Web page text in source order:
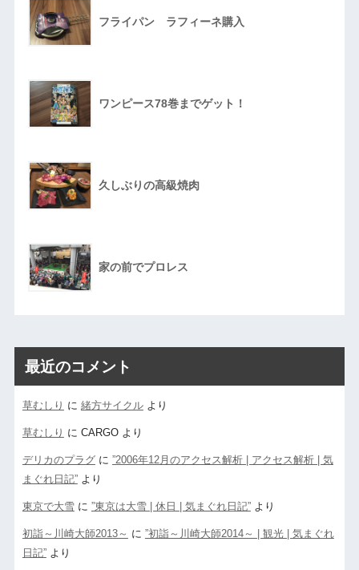
フライパン ラフィーネ購入
ワンピース78巻までゲット！
久しぶりの高級焼肉
家の前でプロレス
最近のコメント
草むしり に 緒方サイクルより
草むしり に CARGOより
デリカのプラグに ”2006年12月のアクセス解析 | アクセス解析 | 気
まぐれ日記”より
東京で大雪に ”東京は大雪 | 休日 | 気まぐれ日記”より
初詣～川崎大師2013～ に ”初詣～川崎大師2014～ | 観光 | 気まぐれ
日記”より